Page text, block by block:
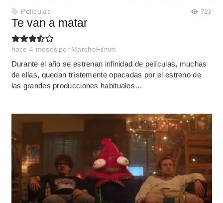
Películas 722
Te van a matar
hace 4 meses por MarcheFilmm
Durante el año se estrenan infinidad de películas, muchas
de ellas, quedan trístemente opacadas por el estreno de
las grandes producciones habituales…